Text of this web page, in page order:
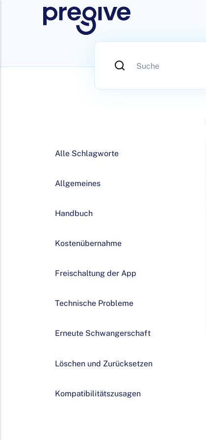
Alle Schlagworte
Allgemeines
Handbuch
Kostenübernahme
Freischaltung der App
Technische Probleme
Erneute Schwangerschaft
Löschen und Zurücksetzen
Kompatibilitätszusagen